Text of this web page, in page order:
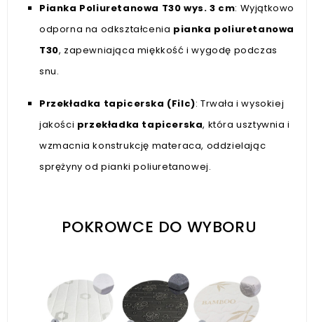
Pianka Poliuretanowa T30 wys. 3 cm: Wyjątkowo
odporna na odkształcenia pianka poliuretanowa
T30, zapewniająca miękkość i wygodę podczas
snu.
Przekładka tapicerska (Filc): Trwała i wysokiej
jakości przekładka tapicerska, która usztywnia i
wzmacnia konstrukcję materaca, oddzielając
sprężyny od pianki poliuretanowej.
POKROWCE DO WYBORU